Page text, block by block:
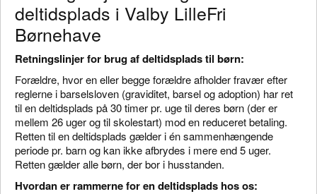
deltidsplads i Valby LilleFri
Børnehave
Retningslinjer for brug af deltidsplads til børn:
Forældre, hvor en eller begge forældre afholder fravær efter
reglerne i barselsloven (graviditet, barsel og adoption) har ret
til en deltidsplads på 30 timer pr. uge til deres børn (der er
mellem 26 uger og til skolestart) mod en reduceret betaling.
Retten til en deltidsplads gælder i én sammenhængende
periode pr. barn og kan ikke afbrydes i mere end 5 uger.
Retten gælder alle børn, der bor i husstanden.
Hvordan er rammerne for en deltidsplads hos os: